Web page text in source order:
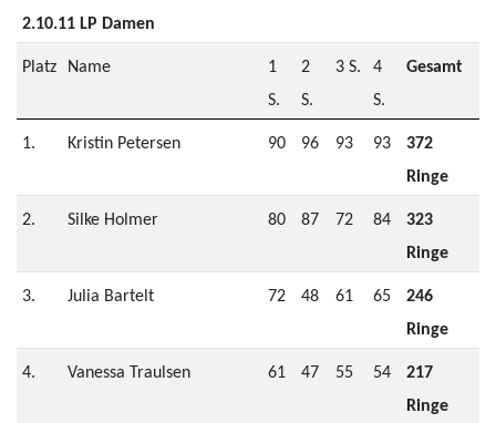
2.10.11 LP Damen
Platz Name
1
S.
2
S.
3 S.
4
S.
Gesamt
1. Kristin Petersen 90 96 93 93
372
Ringe
2. Silke Holmer 80 87 72 84
323
Ringe
3. Julia Bartelt 72 48 61 65
246
Ringe
4. Vanessa Traulsen 61 47 55 54
217
Ringe